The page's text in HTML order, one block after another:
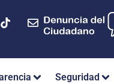
Seguridad